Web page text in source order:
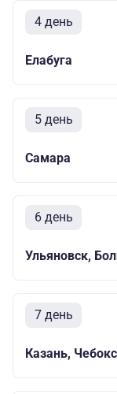
4 день
Елабуга
5 день
Самара
6 день
Ульяновск,
7 день
Казань,